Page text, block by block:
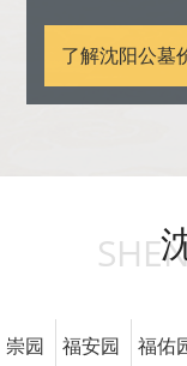
了解沈阳公墓
崇园 福安园 福佑